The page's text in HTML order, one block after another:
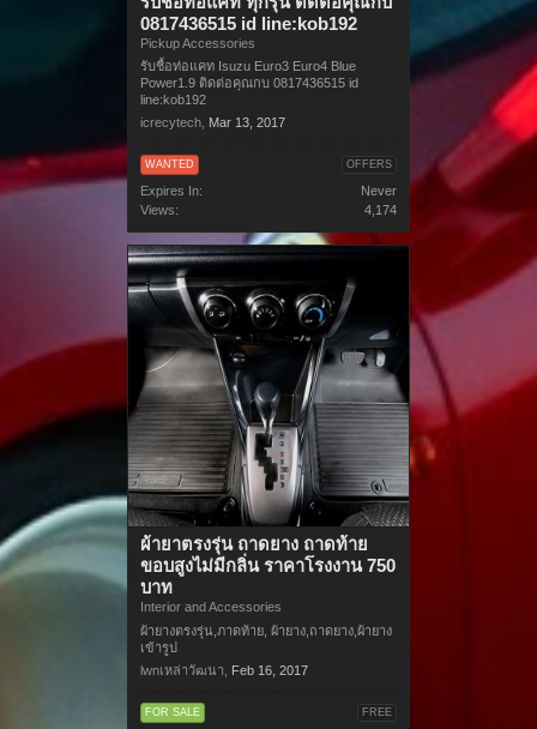
0817436515 id line:kob192
Pickup Accessories
รับชื้อท่อแคท Isuzu Euro3 Euro4 Blue
Power1.9 ติดต่อคุณกบ 0817436515 id
line:kob192
icrecytech Mar 13, 2017
WANTED OFFERS
Expires In:
Never
Views:
4,174
ผ้ายาตรงรุ่น ถาดยาง ถาดท้าย
ขอบสูงไม่มีกลิ่น ราคาโรงงาน 750
บาท
Interior and Accessories
ผ้ายางตรงรุ่น,ภาดท้าย, ผ้ายาง,ถาดยาง,ผ้ายาง
เข้ารูป
lwnเหล่าวัฒนา
Feb 16, 2017
FOR SALE FREE